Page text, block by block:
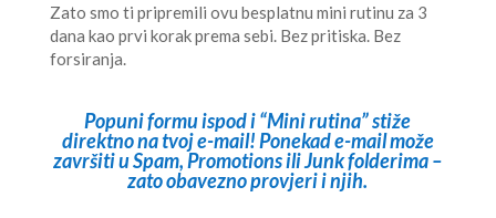
Zato smo ti pripremili ovu besplatnu mini rutinu za 3
dana kao prvi korak prema sebi. Bez pritiska. Bez
forsiranja.
Popuni formu ispod i “Mini rutina” stiže
direktno na tvoj e-mail! Ponekad e-mail može
završiti u Spam, Promotions ili Junk folderima –
zato obavezno provjeri i njih.